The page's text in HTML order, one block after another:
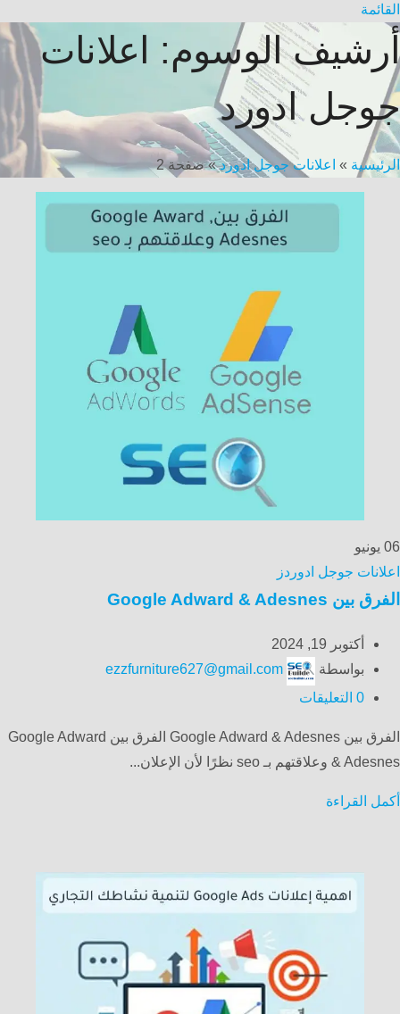
القائمة
أرشيف الوسوم: اعلانات
جوجل ادورد
الرئيسية » اعلانات جوجل ادورد»صفحة 2
06 يونيو
اعلانات جوجل ادوردز
الفرق بين Google Adward & Adesnes
أكتوبر 19, 2024
بواسطة
ezzfurniture627@gmail.com
0 التعليقات
الفرق بين Google Adward & Adesnes الفرق بين Google Adward
& Adesnes وعلاقتهم بـ seo نظرًا لأن الإعلان...
أكمل القراءة